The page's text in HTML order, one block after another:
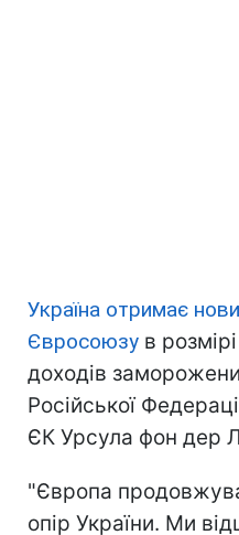
Україна отримає
Євросоюзу в
доходів
Російської
ЄК Урсула фон дер
"Європа
опір України. Ми